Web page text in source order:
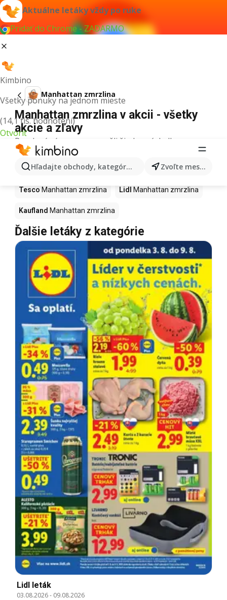
Aktuálne letáky vždy po ruke
Pridať do Chrome - ZADARMO
Kimbino
Všetky ponuky na jednom mieste
(14,1 tis. hodnotení)
Otvoriť
Hľadajte obchody, kategórie, produkty... Zvoľte mesto
Manhattan zmrzlina
Manhattan zmrzlina v akcii - všetky
akcie a zľavy
Pre daný výraz sme nenašli žiadne výsledky.
Manhattan zmrzlina v akcii - Kde
kúpiť?
Tesco Manhattan zmrzlina Lidl Manhattan zmrzlina
Kaufland Manhattan zmrzlina
Ďalšie letáky z kategórie
Lidl leták
03.08.2026- 09.08.2026